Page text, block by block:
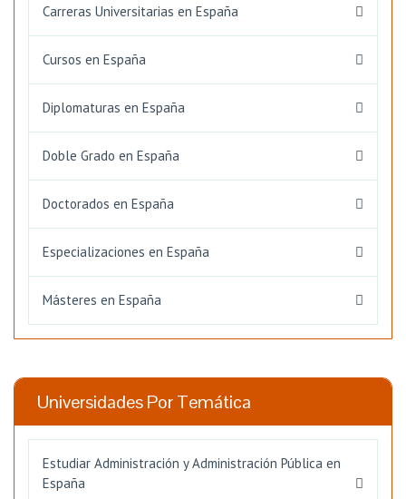
Carreras Universitarias en España
Cursos en España
Diplomaturas en España
Doble Grado en España
Doctorados en España
Especializaciones en España
Másteres en España
Universidades Por Temática
Estudiar Administración y Administración Pública en
España